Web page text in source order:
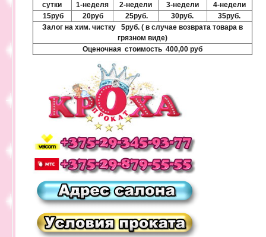
сутки 1-неделя 2-недели 3-недели
4-недели
15руб
20руб 25руб. 30руб.
35руб.
Залог на хим. чистку 5руб. ( в случае возврата товара в
грязном виде)
Оценочная стоимость 400,00 руб